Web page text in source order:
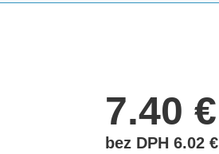
7.40€
bez DPH 6.02€